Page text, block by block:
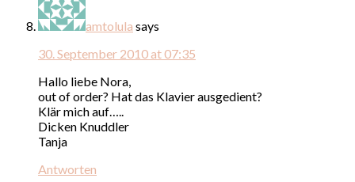
amtolula says
30. September 2010 at 07:35
Hallo liebe Nora,
out of order? Hat das Klavier ausgedient?
Klär mich auf…..
Dicken Knuddler
Tanja
Antworten